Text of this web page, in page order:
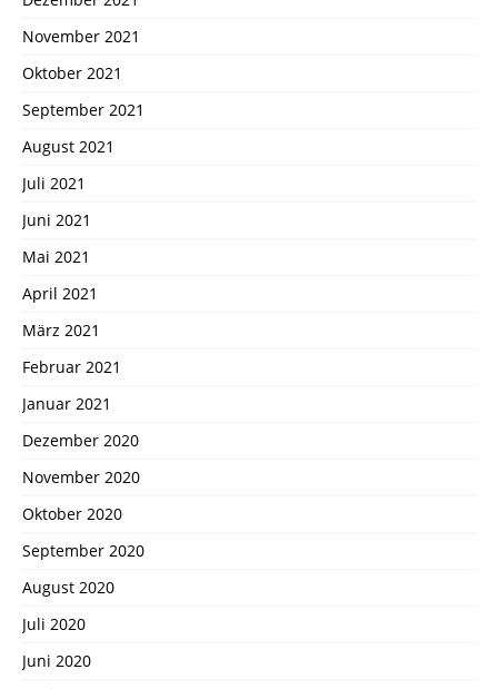
November 2021
Oktober 2021
September 2021
August 2021
Juli 2021
Juni 2021
Mai 2021
April 2021
März 2021
Februar 2021
Januar 2021
Dezember 2020
November 2020
Oktober 2020
September 2020
August 2020
Juli 2020
Juni 2020